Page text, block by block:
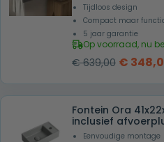
Tijdloos design
Compact maar
5 jaar garantie
Op voorraad, nu
€639,00
was:
€
€
Fontein Ora
inclusief
Eenvoudige montage